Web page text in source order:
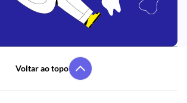
Voltar ao topo